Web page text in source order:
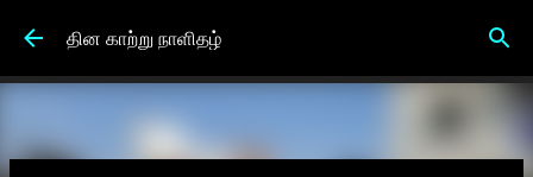
Skip to main content
தின காற்று நாளிதழ்